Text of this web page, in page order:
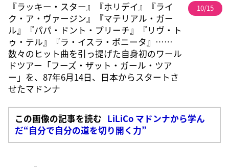
『ラッキー・スター』『ホリデイ』『ライ
ク・ア・ヴァージン』『マテリアル・ガー
ル』『パパ・ドント・プリーチ』『リヴ・ト
ゥ・テル』『ラ・イスラ・ボニータ』……
数々のヒット曲を引っ提げた自身初のワール
ドツアー「フーズ・ザット・ガール・ツア
ー」を、87年6月14日、日本からスタートさ
せたマドンナ
10/15
この画像の記事を読む LiLiCo マドンナから学ん
だ“自分で自分の道を切り開く力”